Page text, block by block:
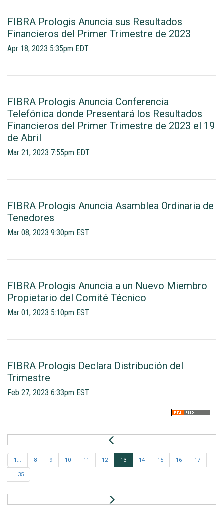
FIBRA Prologis Anuncia sus Resultados
Financieros del Primer Trimestre de 2023
Apr 18, 2023 5:35pm EDT
FIBRA Prologis Anuncia Conferencia
Telefónica donde Presentará los Resultados
Financieros del Primer Trimestre de 2023 el 19
de Abril
Mar 21, 2023 7:55pm EDT
FIBRA Prologis Anuncia Asamblea Ordinaria de
Tenedores
Mar 08, 2023 9:30pm EST
FIBRA Prologis Anuncia a un Nuevo Miembro
Propietario del Comité Técnico
Mar 01, 2023 5:10pm EST
FIBRA Prologis Declara Distribución del
Trimestre
Feb 27, 2023 6:33pm EST
r
v
1... 8 9 10 11 12 13 14 15 16 17
...35